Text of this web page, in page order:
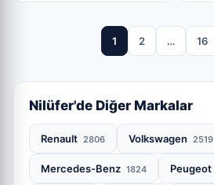
1 2 … 16
Nilüfer'de Diğer Markalar
Renault 2806 Volkswagen 2519
Mercedes-Benz 1824 Peugeot